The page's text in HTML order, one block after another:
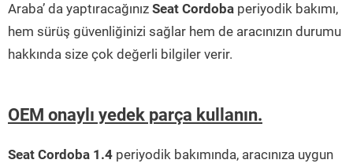
Araba’ da yaptıracağınız Seat Cordoba periyodik bakımı,
hem sürüş güvenliğinizi sağlar hem de aracınızın durumu
hakkında size çok değerli bilgiler verir.
OEM onaylı yedek parça kullanın.
Seat Cordoba 1.4 periyodik bakımında, aracınıza uygun